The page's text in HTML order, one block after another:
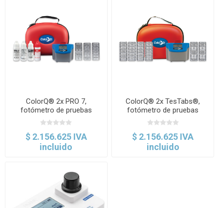
ColorQ® 2x PRO 7,
fotómetro de pruebas
múltiples in situ. LaMotte
$ 2.156.625 IVA
incluido
ColorQ® 2x TesTabs®,
fotómetro de pruebas
múltiples in situ. LaMotte
$ 2.156.625 IVA
incluido